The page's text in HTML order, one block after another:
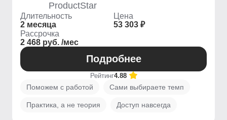
ProductStar
Длительность
2 месяца
Цена
53 303 ₽
Рассрочка
2 468 руб. /мес
Подробнее
Рейтинг4.88
Поможем с работой Сами выбираете темп
Практика, а не теория Доступ навсегда